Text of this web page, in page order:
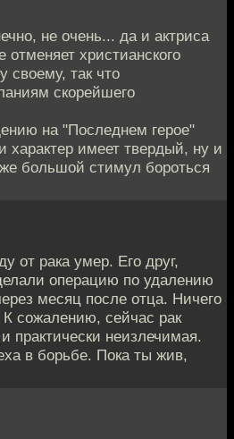
не очень... да и актриса
отменяет христианского
своему, так что
скорейшего
на "Последнем герое"
имеет твердый, ну и
большой стимул бороться
от рака умер. Его друг,
операцию по удалению
месяц после отца. Ничего
сожалению, сейчас рак
практически неизлечимая.
в борьбе. Пока ты жив,